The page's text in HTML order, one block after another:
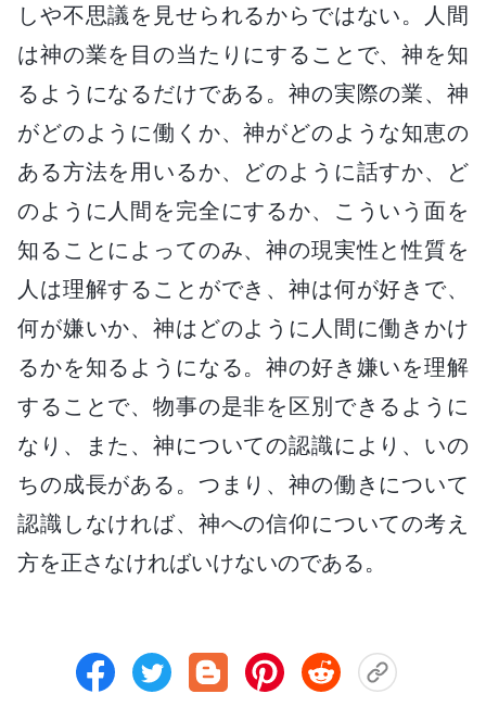
しや不思議を見せられるからではない。人間
は神の業を目の当たりにすることで、神を知
るようになるだけである。神の実際の業、神
がどのように働くか、神がどのような知恵の
ある方法を用いるか、どのように話すか、ど
のように人間を完全にするか、こういう面を
知ることによってのみ、神の現実性と性質を
人は理解することができ、神は何が好きで、
何が嫌いか、神はどのように人間に働きかけ
るかを知るようになる。神の好き嫌いを理解
することで、物事の是非を区別できるように
なり、また、神についての認識により、いの
ちの成長がある。つまり、神の働きについて
認識しなければ、神への信仰についての考え
方を正さなければいけないのである。